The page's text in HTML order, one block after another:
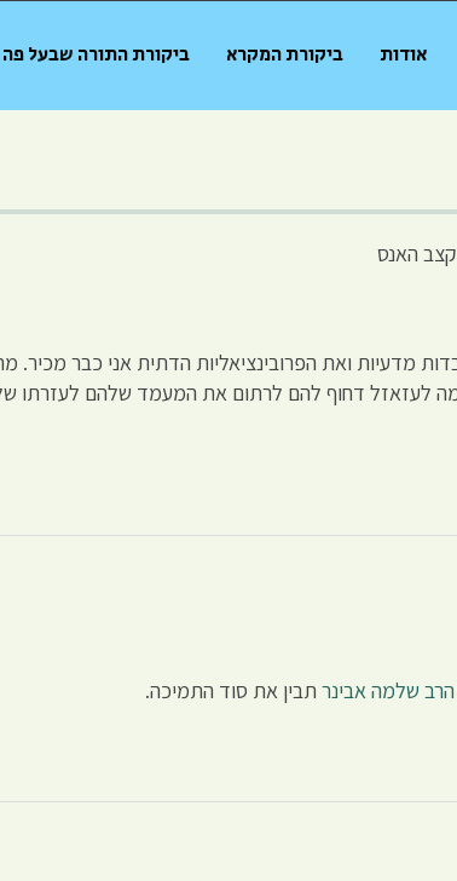
אודות ביקורת המקרא ביקורת התורה שבעל פה
האנס
מדעיות ואת הפרובינציאליות הדתית אני כבר מכיר.
לעזאזל דחוף להם לרתום את המעמד שלהם לעזרתו
שלמה אבינר תבין את סוד התמיכה.